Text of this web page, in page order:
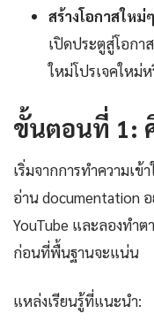
สร้างโอกาสใหม่ๆ
เปิดประตูสู่โอกา
ใหม่โปรเจคใหม่
ขั้นตอนที่ 1:
เริ่มจากการทำความเข้
อ่าน documentation
YouTube และลองทำ
ก่อนที่พื้นฐานจะแน่น
แหล่งเรียนรู้ที่แนะนำ: